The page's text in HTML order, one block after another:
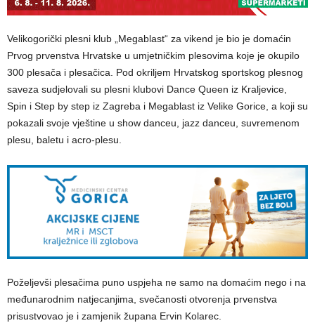
Velikogorički plesni klub „Megablast“ za vikend je bio je domaćin
Prvog prvenstva Hrvatske u umjetničkim plesovima koje je okupilo
300 plesača i plesačica. Pod okriljem Hrvatskog sportskog plesnog
saveza sudjelovali su plesni klubovi Dance Queen iz Kraljevice,
Spin i Step by step iz Zagreba i Megablast iz Velike Gorice, a koji su
pokazali svoje vještine u show danceu, jazz danceu, suvremenom
plesu, baletu i acro-plesu.
Poželjevši plesačima puno uspjeha ne samo na domaćim nego i na
međunarodnim natjecanjima, svečanosti otvorenja prvenstva
prisustvovao je i zamjenik župana Ervin Kolarec.